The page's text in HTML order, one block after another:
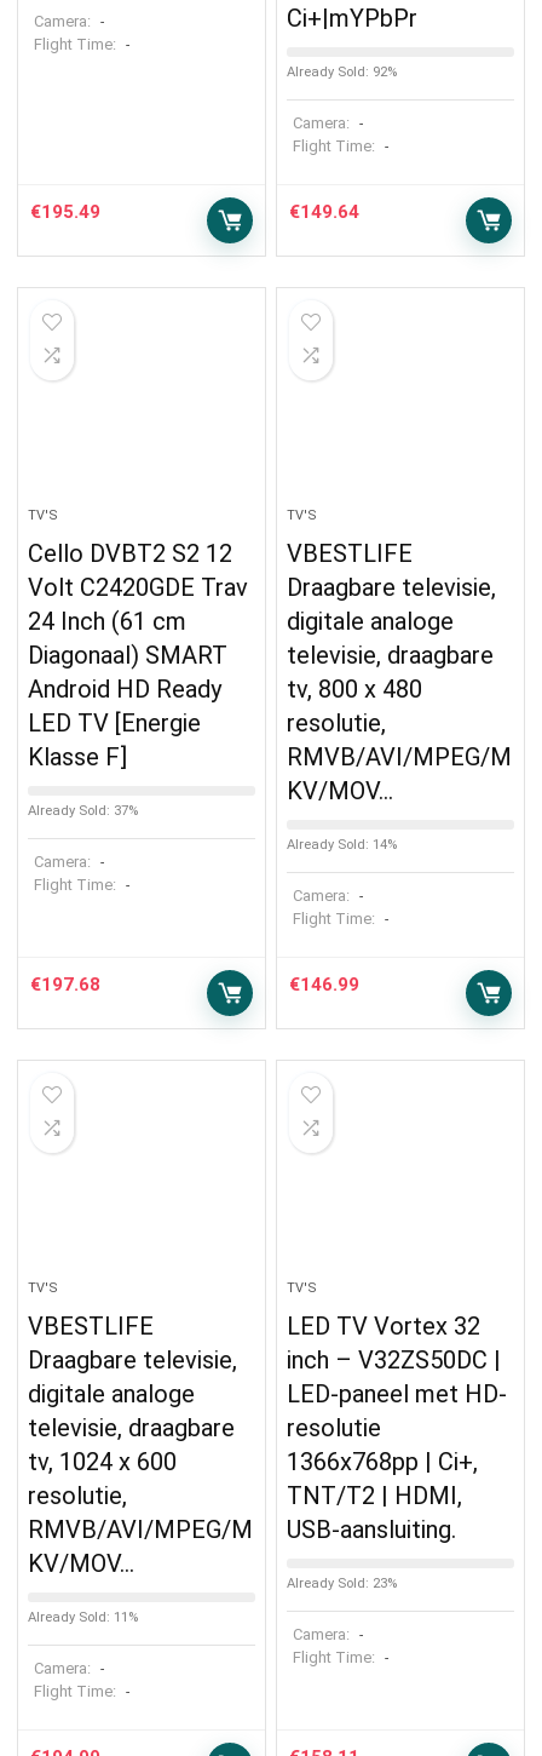
Camera: -
Flight Time: -
€195.49
Ci+|mYPbPr
Already Sold: 92%
Camera: -
Flight Time: -
€149.64
TV'S
Cello DVBT2 S2 12
Volt C2420GDE Trav
24 Inch (61 cm
Diagonaal) SMART
Android HD Ready
LED TV [Energie
Klasse F]
Already Sold: 37%
Camera: -
Flight Time: -
€197.68
TV'S
VBESTLIFE
Draagbare televisie,
digitale analoge
televisie, draagbare
tv, 800 x 480
resolutie,
RMVB/AVI/MPEG/M
KV/MOV…
Already Sold: 14%
Camera: -
Flight Time: -
€146.99
TV'S
VBESTLIFE
Draagbare televisie,
digitale analoge
televisie, draagbare
tv, 1024 x 600
resolutie,
RMVB/AVI/MPEG/M
KV/MOV…
Already Sold: 11%
Camera: -
Flight Time: -
TV'S
LED TV Vortex 32
inch – V32ZS50DC |
LED-paneel met HD-
resolutie
1366x768pp | Ci+,
TNT/T2 | HDMI,
USB-aansluiting.
Already Sold: 23%
Camera: -
Flight Time: -